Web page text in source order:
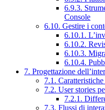
6.9.3.
Console
6.10. Gestire i
6.10.1.
6.10.2.
6.10.3.
6.10.4.
7. Progettazione
7.1.
7.2. User stories
7.2.1.
7.3. Flussi di